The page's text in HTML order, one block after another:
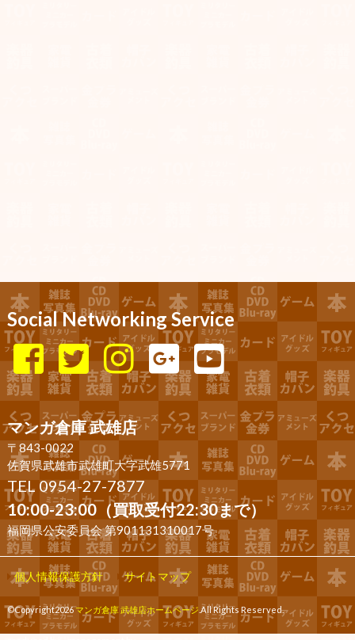
Social Networking Service
マンガ倉庫 武雄店
〒843-0022
佐賀県武雄市武雄町大字武雄5771
TEL 0954-27-7877
10:00-23:00（買取受付22:30まで）
福岡県公安委員会 第901131310017号
個人情報保護方針 サイトマップ
©Copyright2026マンガ倉庫 武雄店ホームページ .All Rights Reserved.